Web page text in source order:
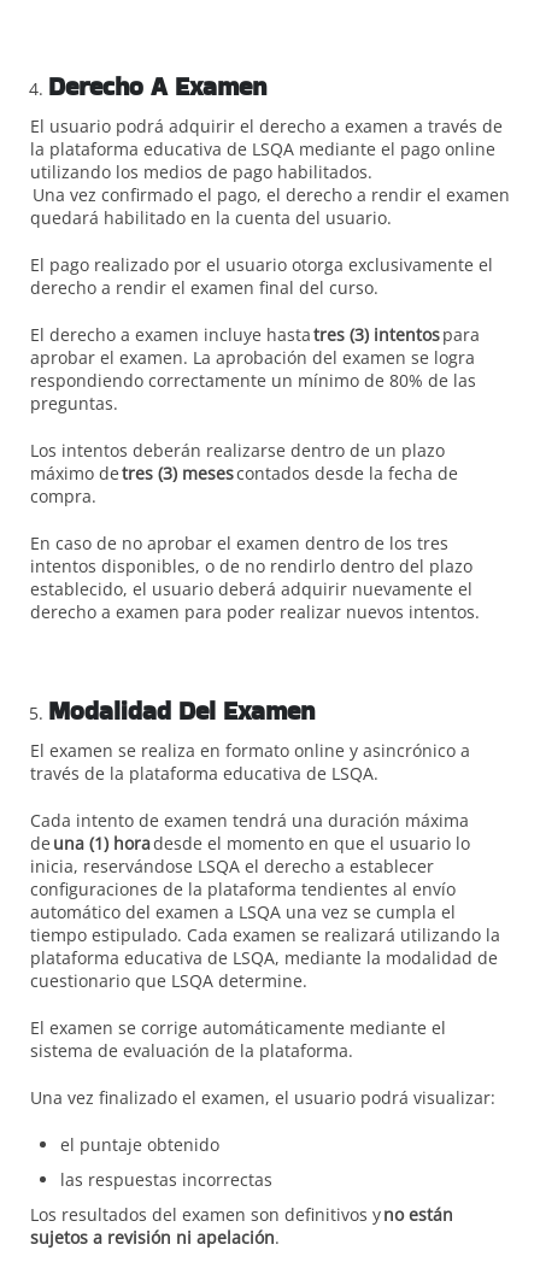
Derecho A Examen
El usuario podrá adquirir el derecho a examen a través de
la plataforma educativa de LSQA mediante el pago online
utilizando los medios de pago habilitados.
Una vez confirmado el pago, el derecho a rendir el examen
quedará habilitado en la cuenta del usuario.
El pago realizado por el usuario otorga exclusivamente el
derecho a rendir el examen final del curso.
El derecho a examen incluye hastatres (3) intentospara
aprobar el examen. La aprobación del examen se logra
respondiendo correctamente un mínimo de 80% de las
preguntas.
Los intentos deberán realizarse dentro de un plazo
máximo detres (3) mesescontados desde la fecha de
compra.
En caso de no aprobar el examen dentro de los tres
intentos disponibles, o de no rendirlo dentro del plazo
establecido, el usuario deberá adquirir nuevamente el
derecho a examen para poder realizar nuevos intentos.
Modalidad Del Examen
El examen se realiza en formato online y asincrónico a
través de la plataforma educativa de LSQA.
Cada intento de examen tendrá una duración máxima
de una (1) horadesde el momento en que el usuario lo
inicia, reservándose LSQA el derecho a establecer
configuraciones de la plataforma tendientes al envío
automático del examen a LSQA una vez se cumpla el
tiempo estipulado. Cada examen se realizará utilizando la
plataforma educativa de LSQA, mediante la modalidad de
cuestionario que LSQA determine.
El examen se corrige automáticamente mediante el
sistema de evaluación de la plataforma.
Una vez finalizado el examen, el usuario podrá visualizar:
el puntaje obtenido
las respuestas incorrectas
Los resultados del examen son definitivos yno están
sujetos a revisión ni apelación.